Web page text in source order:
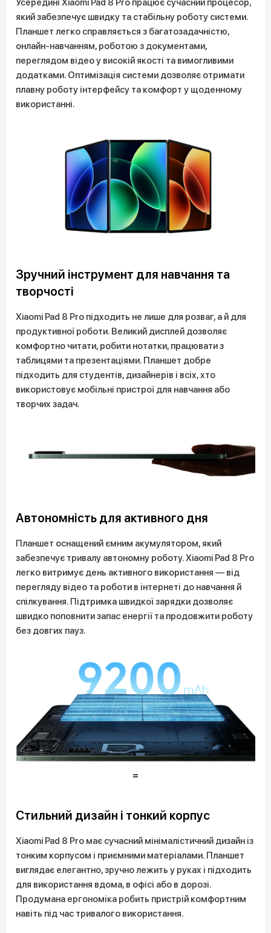
Усередині Xiaomi Pad 8 Pro працює сучасний процесор,
який забезпечує швидку та стабільну роботу системи.
Планшет легко справляється з багатозадачністю,
онлайн-навчанням, роботою з документами,
переглядом відео у високій якості та вимогливими
додатками. Оптимізація системи дозволяє отримати
плавну роботу інтерфейсу та комфорт у щоденному
використанні.
Зручний інструмент для навчання та
творчості
Xiaomi Pad 8 Pro підходить не лише для розваг, а й для
продуктивної роботи. Великий дисплей дозволяє
комфортно читати, робити нотатки, працювати з
таблицями та презентаціями. Планшет добре
підходить для студентів, дизайнерів і всіх, хто
використовує мобільні пристрої для навчання або
творчих задач.
Автономність для активного дня
Планшет оснащений ємним акумулятором, який
забезпечує тривалу автономну роботу. Xiaomi Pad 8 Pro
легко витримує день активного використання — від
перегляду відео та роботи в інтернеті до навчання й
спілкування. Підтримка швидкої зарядки дозволяє
швидко поповнити запас енергії та продовжити роботу
без довгих пауз.
=
Стильний дизайн і тонкий корпус
Xiaomi Pad 8 Pro має сучасний мінімалістичний дизайн із
тонким корпусом і приємними матеріалами. Планшет
виглядає елегантно, зручно лежить у руках і підходить
для використання вдома, в офісі або в дорозі.
Продумана ергономіка робить пристрій комфортним
навіть під час тривалого використання.